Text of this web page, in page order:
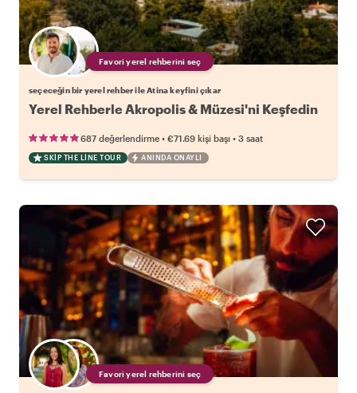
Favori yerel rehberini seç
seçeceğin bir yerel rehber ile Atina keyfini çıkar
Yerel Rehberle Akropolis & Müzesi'ni Keşfedin
687 değerlendirme • €71.69 kişi başı • 3 saat
SKIP THE LINE TOUR ANINDA ONAYLI
Favori yerel rehberini seç